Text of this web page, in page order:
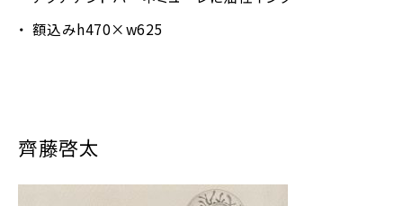
額込みh470×w625
齊藤啓太